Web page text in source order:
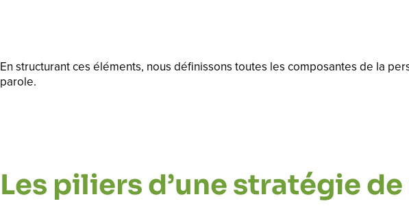
En structurant ces éléments, nous définissons toutes les composantes de la
parole.
Les piliers d’une stratégie